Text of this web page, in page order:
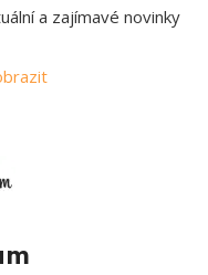
a zajímavé novinky